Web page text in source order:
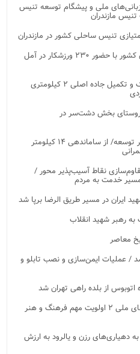
ملی و پیشگام توسعه تنیس
مازندران
رقابت‌های کشتی آزاد پیشکسوتان کشور با حضور ۲۳۰ ورزشکار در آمل
پایان پروژه نیمه‌تمام ۱۵ ساله پارک و تکمیل جاده اصلی ۲ کیلومتری
میدانی فرماندار آمل از ۱۴ روستای بخش دشت‌سر در
چالوس آماده جهشی تازه در مسیر توسعه/ از ساماندهی ۱۴ کیلومتر
نقاط آسیب‌پذیر محور /
مسیر خدمت به مردم
به رهبر شهید انقلاب
معاصر
/ عملیات ایمن‌سازی و نصب تابلو و
توسعه باغ هنر و برگزاری رویدادهای ملی ۲ اولویت مهم فرهنگ و هنر
به دهیاری‌های رزن و یالرود به ارزش